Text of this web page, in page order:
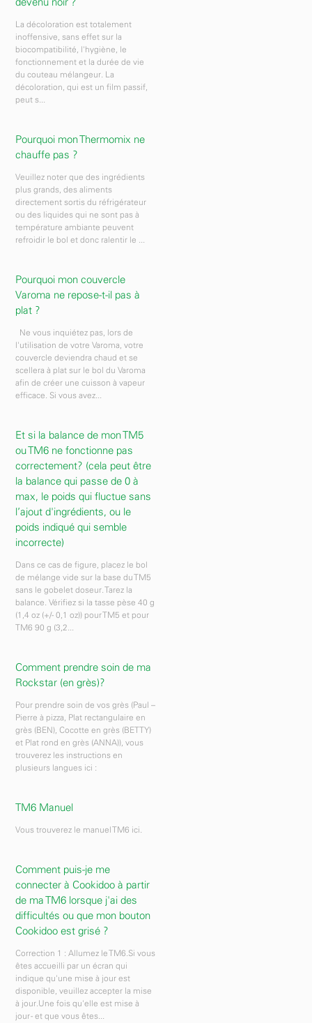
La décoloration est totalement
inoffensive, sans effet sur la
biocompatibilité, l'hygiène, le
fonctionnement et la durée de vie
du couteau mélangeur. La
décoloration, qui est un film passif,
peut s...
Pourquoi mon Thermomix ne
chauffe pas ?
Veuillez noter que des ingrédients
plus grands, des aliments
directement sortis du réfrigérateur
ou des liquides qui ne sont pas à
température ambiante peuvent
refroidir le bol et donc ralentir le ...
Pourquoi mon couvercle
Varoma ne repose-t-il pas à
plat ?
Ne vous inquiétez pas, lors de
l'utilisation de votre Varoma, votre
couvercle deviendra chaud et se
scellera à plat sur le bol du Varoma
afin de créer une cuisson à vapeur
efficace. Si vous avez...
Et si la balance de mon TM5
ou TM6 ne fonctionne pas
correctement? (cela peut être
la balance qui passe de 0 à
max, le poids qui fluctue sans
l’ajout d'ingrédients, ou le
poids indiqué qui semble
incorrecte)
Dans ce cas de figure, placez le bol
de mélange vide sur la base du TM5
sans le gobelet doseur. Tarez la
balance. Vérifiez si la tasse pèse 40 g
(1,4 oz (+/- 0,1 oz)) pour TM5 et pour
TM6 90 g (3,2...
Comment prendre soin de ma
Rockstar (en grès)?
Pour prendre soin de vos grès (Paul –
Pierre à pizza, Plat rectangulaire en
grès (BEN), Cocotte en grès (BETTY)
et Plat rond en grès (ANNA)), vous
trouverez les instructions en
plusieurs langues ici :
TM6 Manuel
Vous trouverez le manuel TM6 ici.
Comment puis-je me
connecter à Cookidoo à partir
de ma TM6 lorsque j'ai des
difficultés ou que mon bouton
Cookidoo est grisé ?
Correction 1 : Allumez le TM6.Si vous
êtes accueilli par un écran qui
indique qu'une mise à jour est
disponible, veuillez accepter la mise
à jour.Une fois qu'elle est mise à
jour - et que vous êtes...